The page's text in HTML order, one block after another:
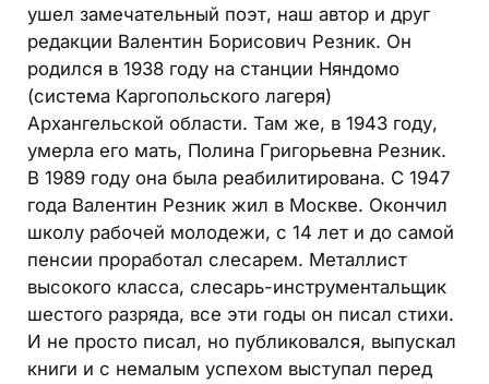
ушел замечательный поэт, наш автор и друг
редакции Валентин Борисович Резник. Он
родился в 1938 году на станции Няндомо
(система Каргопольского лагеря)
Архангельской области. Там же, в 1943 году,
умерла его мать, Полина Григорьевна Резник.
В 1989 году она была реабилитирована. С 1947
года Валентин Резник жил в Москве. Окончил
школу рабочей молодежи, с 14 лет и до самой
пенсии проработал слесарем. Металлист
высокого класса, слесарь-инструментальщик
шестого разряда, все эти годы он писал стихи.
И не просто писал, но публиковался, выпускал
книги и с немалым успехом выступал перед